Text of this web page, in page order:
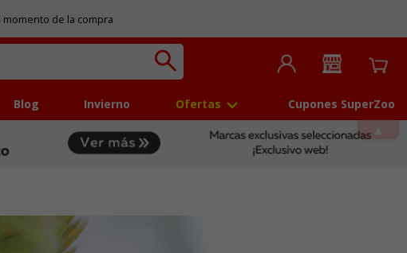
de la compra
Blog Invierno Ofertas Cupones SuperZoo